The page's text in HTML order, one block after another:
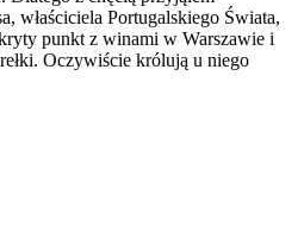
właściciela Portugalskiego Świata,
punkt z winami w Warszawie i
Oczywiście królują u niego